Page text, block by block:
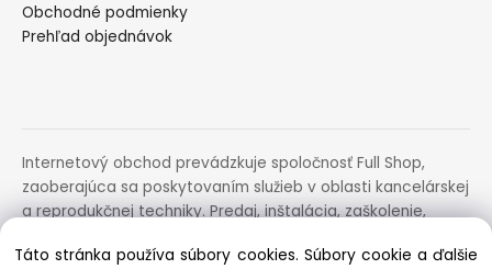
Obchodné podmienky
Prehľad objednávok
Internetový obchod prevádzkuje spoločnosť Full Shop,
zaoberajúca sa poskytovaním služieb v oblasti kancelárskej
a reprodukčnej techniky. Predaj, inštalácia, zaškolenie,
zariadení.
Táto stránka používa súbory cookies. Súbory cookie a ďalšie